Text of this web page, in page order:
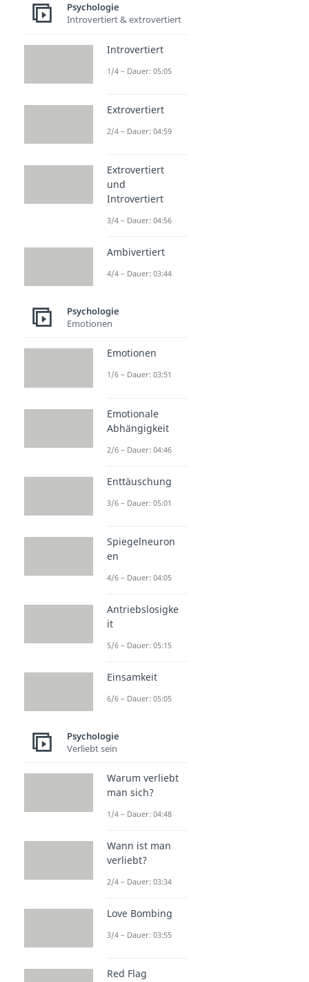
Psychologie
Introvertiert & extrovertiert
Introvertiert
1/4 – Dauer: 05:05
Extrovertiert
2/4 – Dauer: 04:59
Extrovertiert
und
Introvertiert
3/4 – Dauer: 04:56
Ambivertiert
4/4 – Dauer: 03:44
Psychologie
Emotionen
Emotionen
1/6 – Dauer: 03:51
Emotionale
Abhängigkeit
2/6 – Dauer: 04:46
Enttäuschung
3/6 – Dauer: 05:01
Spiegelneuron
en
4/6 – Dauer: 04:05
Antriebslosigke
it
5/6 – Dauer: 05:15
Einsamkeit
6/6 – Dauer: 05:05
Psychologie
Verliebt sein
Warum verliebt
man sich?
1/4 – Dauer: 04:48
Wann ist man
verliebt?
2/4 – Dauer: 03:34
Love Bombing
3/4 – Dauer: 03:55
Red Flag